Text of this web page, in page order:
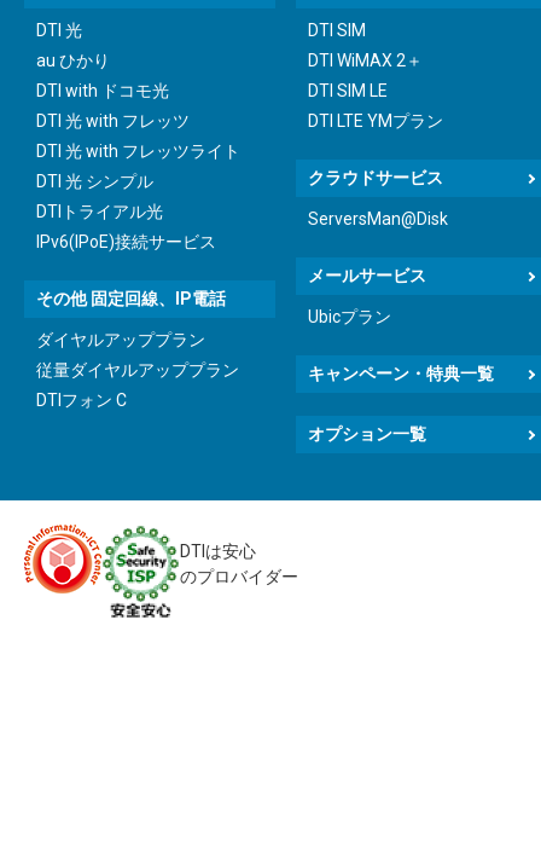
DTI 光
au ひかり
DTI with ドコモ光
DTI 光 with フレッツ
DTI 光 with フレッツライト
DTI 光 シンプル
DTIトライアル光
IPv6(IPoE)接続サービス
その他 固定回線、IP電話
ダイヤルアッププラン
従量ダイヤルアッププラン
DTIフォン C
DTI SIM
DTI WiMAX 2＋
DTI SIM LE
DTI LTE YMプラン
クラウドサービス
ServersMan@Disk
メールサービス
Ubicプラン
キャンペーン・特典一覧
オプション一覧
DTIは安心
のプロバイダー